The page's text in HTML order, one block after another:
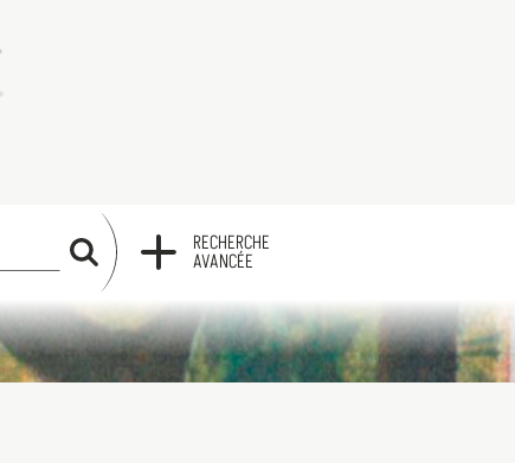
RECHERCHE
RECHERCHE
AVANCÉE